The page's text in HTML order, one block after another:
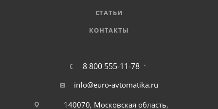
СТАТЬИ
КОНТАКТЫ
8 800 555-11-78
info@euro-avtomatika.ru
140070, Московская область,